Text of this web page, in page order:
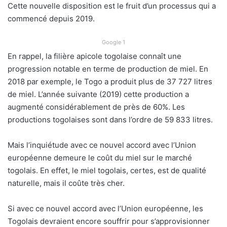
Cette nouvelle disposition est le fruit d’un processus qui a
commencé depuis 2019.
Google 1
En rappel, la filière apicole togolaise connaît une
progression notable en terme de production de miel. En
2018 par exemple, le Togo a produit plus de 37 727 litres
de miel. L’année suivante (2019) cette production a
augmenté considérablement de près de 60%. Les
productions togolaises sont dans l’ordre de 59 833 litres.
Mais l’inquiétude avec ce nouvel accord avec l’Union
européenne demeure le coût du miel sur le marché
togolais. En effet, le miel togolais, certes, est de qualité
naturelle, mais il coûte très cher.
Si avec ce nouvel accord avec l’Union européenne, les
Togolais devraient encore souffrir pour s’approvisionner